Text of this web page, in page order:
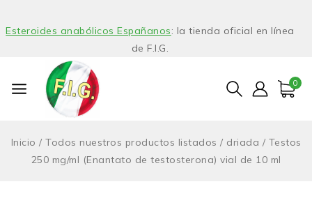
Esteroides anabólicos Españanos: la tienda oficial en línea
de F.I.G.
0
Inicio / Todos nuestros productos listados / driada / Testos
250 mg/ml (Enantato de testosterona) vial de 10 ml